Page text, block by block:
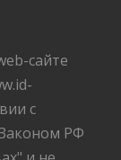
сайте
с
РФ